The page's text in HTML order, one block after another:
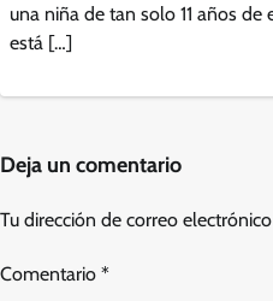
una niña de tan solo 11 años de
está […]
Deja un comentario
Tu dirección de correo
Comentario *